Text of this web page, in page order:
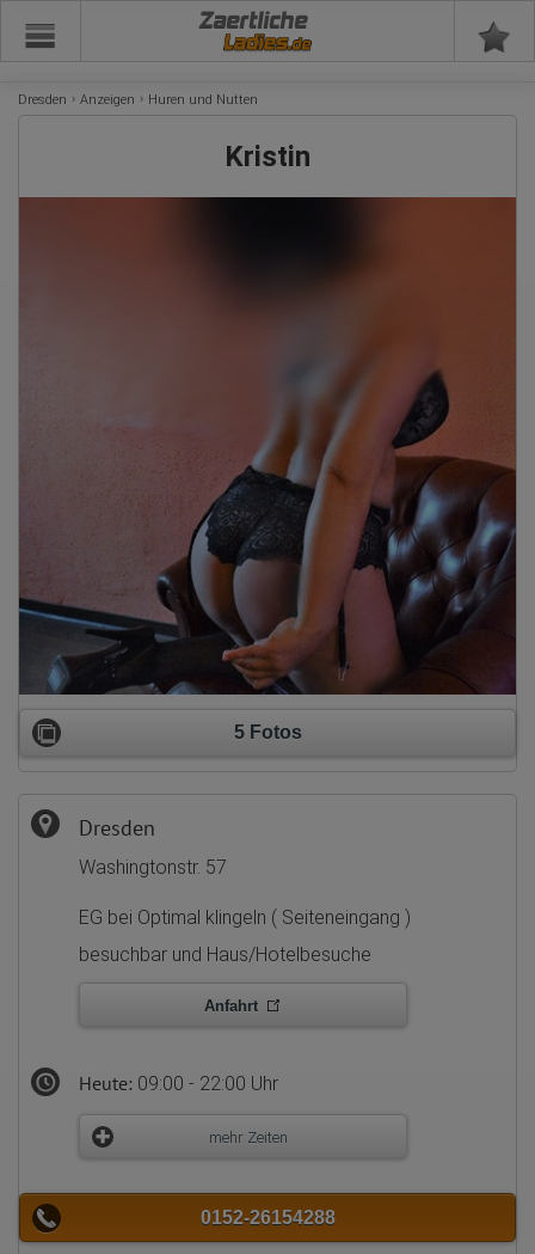
Zaertliche
Dresden Anzeigen Huren und Nutten
Kristin
5 Fotos
Dresden
Washingtonstr. 57
EG bei Optimal klingeln ( Seiteneingang )
besuchbar und Haus/Hotelbesuche
Anfahrt
Heute: 09:00 - 22:00 Uhr
mehr Zeiten
0152-26154288